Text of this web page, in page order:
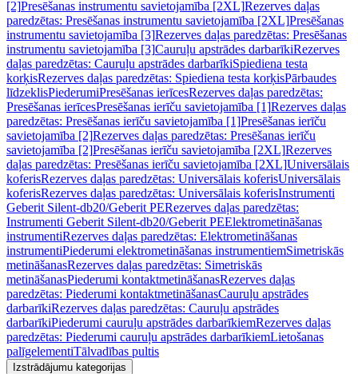
[2]Presēšanas instrumentu savietojamība [2XL]Rezerves daļas
paredzētas: Presēšanas instrumentu savietojamība [2XL]Presēšanas
instrumentu savietojamība [3]Rezerves daļas paredzētas: Presēšanas
instrumentu savietojamība [3]Cauruļu apstrādes darbarīkiRezerves
daļas paredzētas: Cauruļu apstrādes darbarīkiSpiediena testa
korķisRezerves daļas paredzētas: Spiediena testa korķisPārbaudes
līdzeklisPiederumiPresēšanas ierīcesRezerves daļas paredzētas:
Presēšanas ierīcesPresēšanas ierīču savietojamība [1]Rezerves daļas
paredzētas: Presēšanas ierīču savietojamība [1]Presēšanas ierīču
savietojamība [2]Rezerves daļas paredzētas: Presēšanas ierīču
savietojamība [2]Presēšanas ierīču savietojamība [2XL]Rezerves
daļas paredzētas: Presēšanas ierīču savietojamība [2XL]Universālais
koferisRezerves daļas paredzētas: Universālais koferisUniversālais
koferisRezerves daļas paredzētas: Universālais koferisInstrumenti
Geberit Silent-db20/Geberit PERezerves daļas paredzētas:
Instrumenti Geberit Silent-db20/Geberit PEElektrometināšanas
instrumentiRezerves daļas paredzētas: Elektrometināšanas
instrumentiPiederumi elektrometināšanas instrumentiemSimetriskās
metināšanasRezerves daļas paredzētas: Simetriskās
metināšanasPiederumi kontaktmetināšanasRezerves daļas
paredzētas: Piederumi kontaktmetināšanasCauruļu apstrādes
darbarīkiRezerves daļas paredzētas: Cauruļu apstrādes
darbarīkiPiederumi cauruļu apstrādes darbarīkiemRezerves daļas
paredzētas: Piederumi cauruļu apstrādes darbarīkiemLietošanas
palīgelementiTālvadības pultis
Izstrādājumu kategorijas